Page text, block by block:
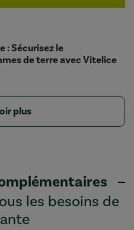
: Sécurisez le
de terre avec Vitelice
plus
les besoins de